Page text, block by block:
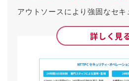
アウトソースにより強固なセキ
詳しく見